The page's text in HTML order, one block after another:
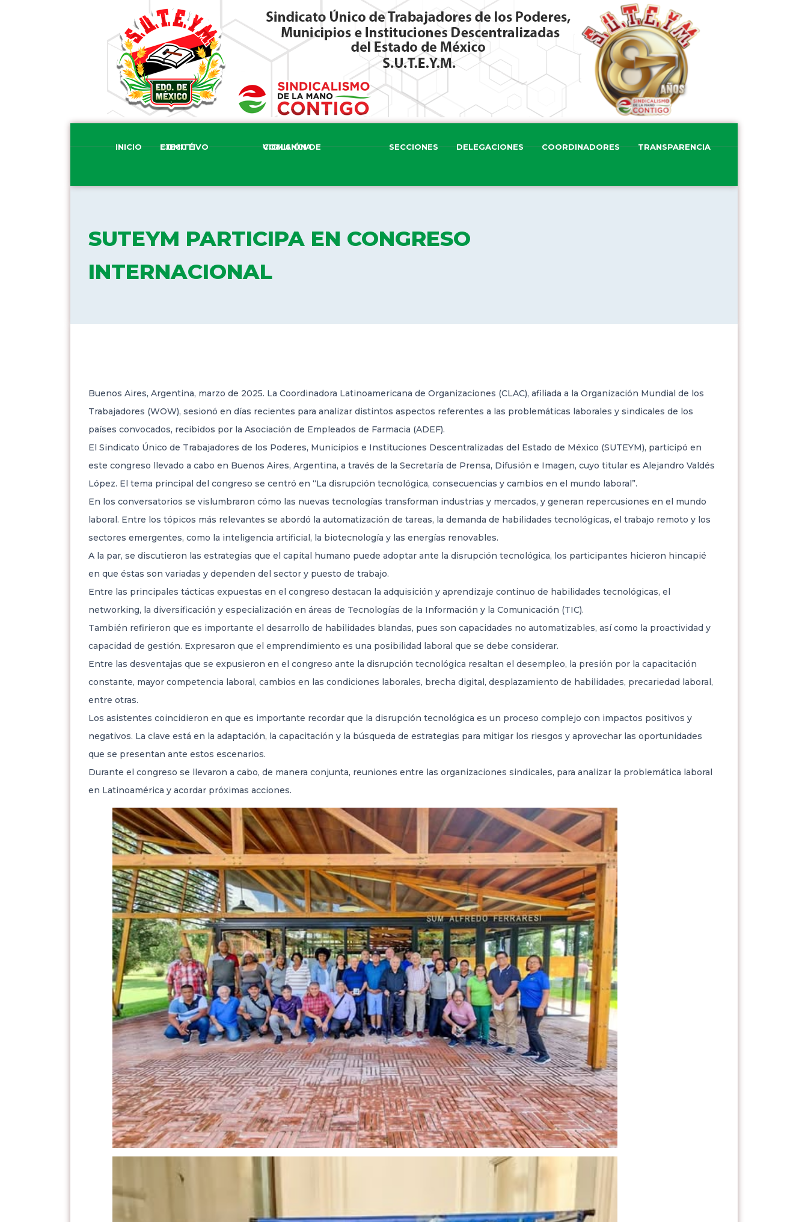
INICIO COMITÉ EJECUTIVO COMISIÓN DE VIGILANCIA SECCIONES DELEGACIONES COORDINADORES TRANSPARENCIA
SUTEYM PARTICIPA EN CONGRESO
INTERNACIONAL
Buenos Aires, Argentina, marzo de 2025. La Coordinadora Latinoamericana de Organizaciones (CLAC), afiliada a la Organización Mundial de los
Trabajadores (WOW), sesionó en días recientes para analizar distintos aspectos referentes a las problemáticas laborales y sindicales de los
países convocados, recibidos por la Asociación de Empleados de Farmacia (ADEF).
El Sindicato Único de Trabajadores de los Poderes, Municipios e Instituciones Descentralizadas del Estado de México (SUTEYM), participó en
este congreso llevado a cabo en Buenos Aires, Argentina, a través de la Secretaría de Prensa, Difusión e Imagen, cuyo titular es Alejandro Valdés
López. El tema principal del congreso se centró en “La disrupción tecnológica, consecuencias y cambios en el mundo laboral”.
En los conversatorios se vislumbraron cómo las nuevas tecnologías transforman industrias y mercados, y generan repercusiones en el mundo
laboral. Entre los tópicos más relevantes se abordó la automatización de tareas, la demanda de habilidades tecnológicas, el trabajo remoto y los
sectores emergentes, como la inteligencia artificial, la biotecnología y las energías renovables.
A la par, se discutieron las estrategias que el capital humano puede adoptar ante la disrupción tecnológica, los participantes hicieron hincapié
en que éstas son variadas y dependen del sector y puesto de trabajo.
Entre las principales tácticas expuestas en el congreso destacan la adquisición y aprendizaje continuo de habilidades tecnológicas, el
networking, la diversificación y especialización en áreas de Tecnologías de la Información y la Comunicación (TIC).
También refirieron que es importante el desarrollo de habilidades blandas, pues son capacidades no automatizables, así como la proactividad y
capacidad de gestión. Expresaron que el emprendimiento es una posibilidad laboral que se debe considerar.
Entre las desventajas que se expusieron en el congreso ante la disrupción tecnológica resaltan el desempleo, la presión por la capacitación
constante, mayor competencia laboral, cambios en las condiciones laborales, brecha digital, desplazamiento de habilidades, precariedad laboral,
entre otras.
Los asistentes coincidieron en que es importante recordar que la disrupción tecnológica es un proceso complejo con impactos positivos y
negativos. La clave está en la adaptación, la capacitación y la búsqueda de estrategias para mitigar los riesgos y aprovechar las oportunidades
que se presentan ante estos escenarios.
Durante el congreso se llevaron a cabo, de manera conjunta, reuniones entre las organizaciones sindicales, para analizar la problemática laboral
en Latinoamérica y acordar próximas acciones.